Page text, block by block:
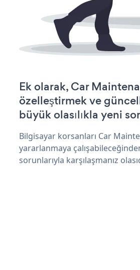
Ek olarak, Car
özelleştirmek ve
büyük olasılıkla yeni
Bilgisayar korsanları Car
yararlanmaya
sorunlarıyla karşılaşmanız